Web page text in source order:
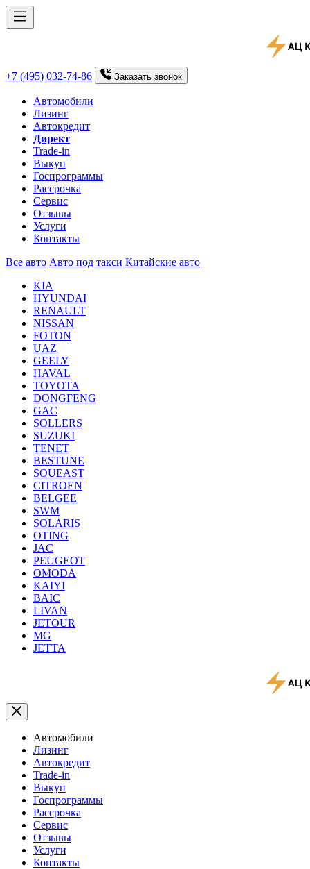
+7 (495) 032-74-86 Заказать звонок
Автомобили
Лизинг
Автокредит
Директ
Trade-in
Выкуп
Госпрограммы
Рассрочка
Сервис
Отзывы
Услуги
Контакты
Все авто Авто под такси Китайские авто
KIA
HYUNDAI
RENAULT
NISSAN
FOTON
UAZ
GEELY
HAVAL
TOYOTA
DONGFENG
GAC
SOLLERS
SUZUKI
TENET
BESTUNE
SOUEAST
CITROEN
BELGEE
SWM
SOLARIS
OTING
JAC
PEUGEOT
OMODA
KAIYI
BAIC
LIVAN
JETOUR
MG
JETTA
Автомобили
Лизинг
Автокредит
Trade-in
Выкуп
Госпрограммы
Рассрочка
Сервис
Отзывы
Услуги
Контакты